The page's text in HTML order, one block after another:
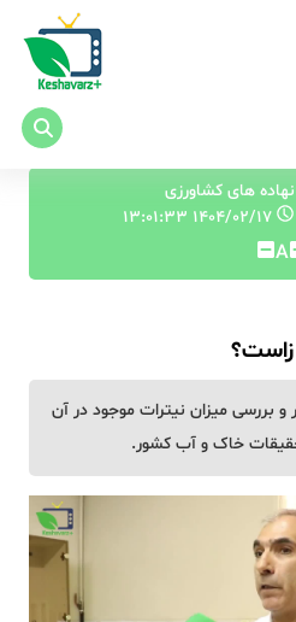
های کشاورزی
۱۴۰۴/۰۲/۱۷ ۱۳:۰۱:۳۳
A
زاست؟
و بررسی میزان نیترات موجود در آن
خاک و آب کشور.